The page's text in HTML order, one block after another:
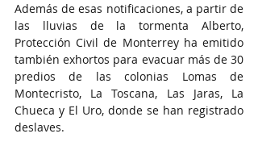
Además de esas notificaciones, a partir de
las lluvias de la tormenta Alberto,
Protección Civil de Monterrey ha emitido
también exhortos para evacuar más de 30
predios de las colonias Lomas de
Montecristo, La Toscana, Las Jaras, La
Chueca y El Uro, donde se han registrado
deslaves.